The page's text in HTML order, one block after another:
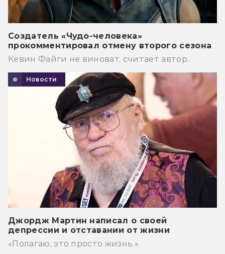
Создатель «Чудо-человека»
прокомментировал отмену второго сезона
Кевин Файги не виноват, считает автор.
Новости
Джордж Мартин написал о своей
депрессии и отставании от жизни
«Полагаю, это просто жизнь.»